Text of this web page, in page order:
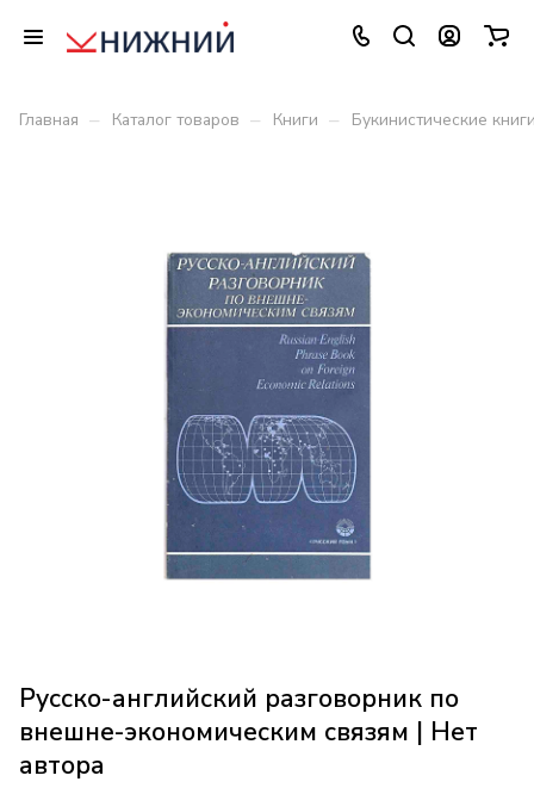
Главная – Каталог товаров – Книги – Букинистические
Русско-английский разговорник по
внешне-экономическим связям | Нет
автора